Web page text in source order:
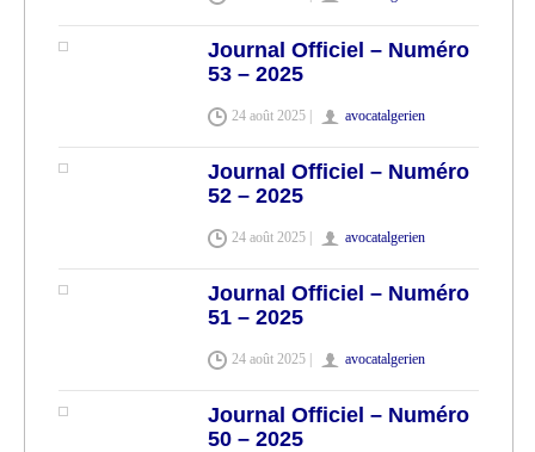
Journal Officiel – Numéro
53 – 2025
24 août 2025 | avocatalgerien
Journal Officiel – Numéro
52 – 2025
24 août 2025 | avocatalgerien
Journal Officiel – Numéro
51 – 2025
24 août 2025 | avocatalgerien
Journal Officiel – Numéro
50 – 2025